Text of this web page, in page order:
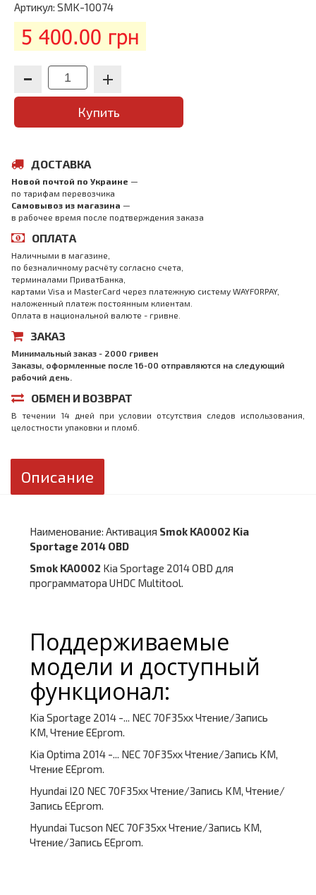
Артикул: SMK-10074
5 400.00 грн
Купить
ДОСТАВКА
Новой почтой по Украине —
по тарифам перевозчика
Самовывоз из магазина —
в рабочее время после подтверждения заказа
ОПЛАТА
Наличными в магазине,
по безналичному расчёту согласно счета,
терминалами ПриватБанка,
картами Visa и MasterCard через платежную систему WAYFORPAY,
наложенный платеж постоянным клиентам.
Оплата в национальной валюте - гривне.
ЗАКАЗ
Минимальный заказ - 2000 гривен
Заказы, оформленные после 16-00 отправляются на следующий
рабочий день.
ОБМЕН И ВОЗВРАТ
В течении 14 дней при условии отсутствия следов использования,
целостности упаковки и пломб.
Описание
Наименование: Активация Smok KA0002 Kia
Sportage 2014 OBD
Smok KA0002 Kia Sportage 2014 OBD для
программатора UHDC Multitool.
Поддерживаемые
модели и доступный
функционал:
Kia Sportage 2014 -... NEC 70F35xx Чтение/Запись
KM, Чтение EEprom.
Kia Optima 2014 -... NEC 70F35xx Чтение/Запись KM,
Чтение EEprom.
Hyundai I20 NEC 70F35xx Чтение/Запись KM, Чтение/
Запись EEprom.
Hyundai Tucson NEC 70F35xx Чтение/Запись KM,
Чтение/Запись EEprom.